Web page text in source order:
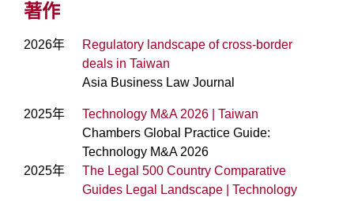
著作
2026年
Regulatory landscape of cross-border
deals in Taiwan
Asia Business Law Journal
2025年
Technology M&A 2026 | Taiwan
Chambers Global Practice Guide:
Technology M&A 2026
2025年
The Legal 500 Country Comparative
Guides Legal Landscape | Technology